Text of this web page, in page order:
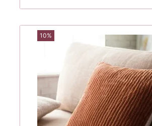
10%